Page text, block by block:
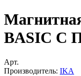
BASIC С
Арт.
Производитель: IKA